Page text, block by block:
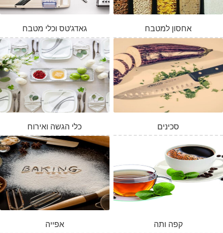
גאדג'טס וכלי מטבח אחסון למטבח
כלי הגשה ואירוח סכינים
אפייה קפה ותה